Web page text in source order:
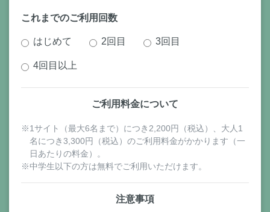
これまでのご利用回数
はじめて 2回目 3回目
4回目以上
ご利用料金について
※1サイト（最大6名まで）につき2,200円（税込）、大人1
名につき3,300円（税込）のご利用料金がかかります（一
日あたりの料金）。
※中学生以下の方は無料でご利用いただけます。
注意事項